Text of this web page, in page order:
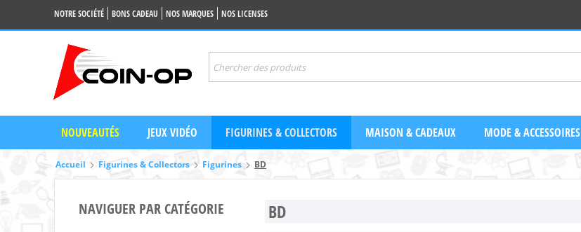
NOTRE SOCIÉTÉ BONS CADEAU NOS MARQUES NOS LICENSES
NOUVEAUTÉS JEUX VIDÉO FIGURINES & COLLECTORS MAISON & CADEAUX MODE & ACCESSOIRES
Accueil Figurines & Collectors Figurines BD
NAVIGUER PAR CATÉGORIE BD